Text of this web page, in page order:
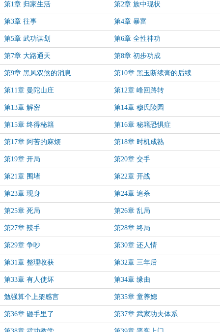
第1章 归家生活 第2章 族中现状
第3章 往事 第4章 暴富
第5章 武功谋划 第6章 全性神功
第7章 大路通天 第8章 初步功成
第9章 黑风双煞的消息 第10章 黑玉断续膏的后续
第11章 曼陀山庄 第12章 峰回路转
第13章 解密 第14章 穆氏陵园
第15章 终得秘籍 第16章 秘籍恐惧症
第17章 阿苦的麻烦 第18章 时机成熟
第19章 开局 第20章 交手
第21章 围堵 第22章 开战
第23章 现身 第24章 追杀
第25章 死局 第26章 乱局
第27章 辣手 第28章 终局
第29章 争吵 第30章 还人情
第31章 整理收获 第32章 三年后
第33章 有人使坏 第34章 缘由
勉强算个上架感言 第35章 童养媳
第36章 砸手里了 第37章 武家功夫体系